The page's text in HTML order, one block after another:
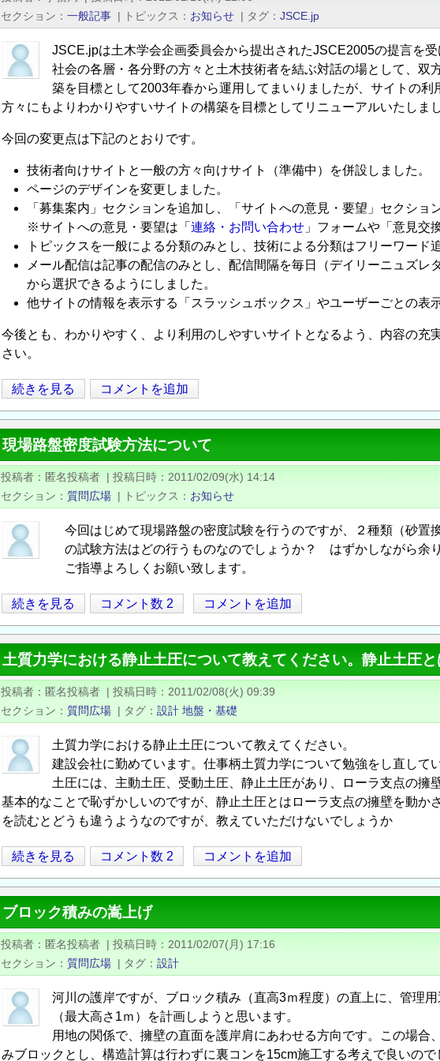
査
の
土
木
技
者
験
合
格
に
つ
て
セクション
一般記事 | トピックス お知らせ | タグ JSCE.jp
JSCE.jpは土木学会企画委員会から提出されたJSCE2005の提言を
社会の各層・各分野の方々と土木技術者を結ぶ対話の場として、双
築を目標として2003年春から運用してまいりましたが、サイトの
方々にもよりわかりやすいサイトの構築を目標としてリニューアルいたしま
今回の変更点は下記のとおりです。
技術者向けサイトと一般の方々向けサイト（準備中）を併設しました。
ページのデザインを変更しました。
「募集案内」セクションを追加し、「サイトへの意見・要望」セクショ
※サイトへの意見・要望は「 連絡・お問い合わせ」フォームや「意見交
トピックスを一般による分類のみとし、技術による分類はフリーワード
メール配信は記事の配信のみとし、配信間隔を毎日（デイリーニュズ
から選択できるようにしました。
他サイトの情報を表示する「スラッシュボックス」やユーザーごとの表
今後とも、わかりやすく、より利用のしやすいサイトとなるよう、内容の充
さい。
JSCE.jp
サ
イ
ト
リ
ュ
ー
ア
お
知
ら
せ
の
続きを見る コメントを追加
現場路盤密度試験方法について
投稿者 匿名投稿者 | 投稿日時
2011/02/09(水) 14:14
セクション
質問広場 | トピックス お知らせ
今回はじめて現場路盤の密度試験を行うのですが、２種類（砂置
の試験方法はどの行うものなのでしょうか？ はずかしながら余
ご指導よろしくお願い致します。
現
場
路
盤
密
試
験
方
に
つ
て
の
続きを見る コメント数 2 コメントを追加
土質力学における静止土圧について教えてください。静止土圧
投稿者 匿名投稿者 | 投稿日時
2011/02/08(火) 09:39
セクション
質問広場 | タグ 設計 地盤・基礎
土質力学における静止土圧について教えてください。
建設会社に勤めています。仕事柄土質力学について勉強をし直して
土圧には、主動土圧、受動土圧、静止土圧があり、ローラ支点の擁
基本的なことで恥ずかしいのですが、静止土圧とはローラ支点の擁壁を動か
を読むとどうも違うようなのですが、教えていただけないでしょうか
土
質
力
学
に
け
る
静
土
続きを見る コメント数 2 コメントを追加
ブロック積みの嵩上げ
投稿者 匿名投稿者 | 投稿日時
2011/02/07(月) 17:16
セクション
質問広場 | タグ 設計
河川の護岸ですが、ブロック積み（直高3ｍ程度）の直上に、管理
（最大高さ1ｍ）を計画しようと思います。
用地の関係で、擁壁の直面を護岸肩にあわせる方向です。この場合
みブロックとし、構造計算は行わずに裏コンを15cm施工する考えで良いの